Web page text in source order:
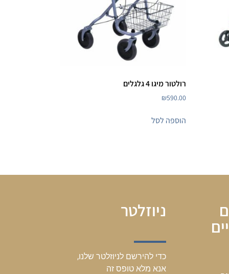
רולטור מיגו 4 גלגלים
₪590.00
הוספה לסל
ניוזלטר
כדי להירשם לניוזלטר שלנו,
אנא מלא טופס זה